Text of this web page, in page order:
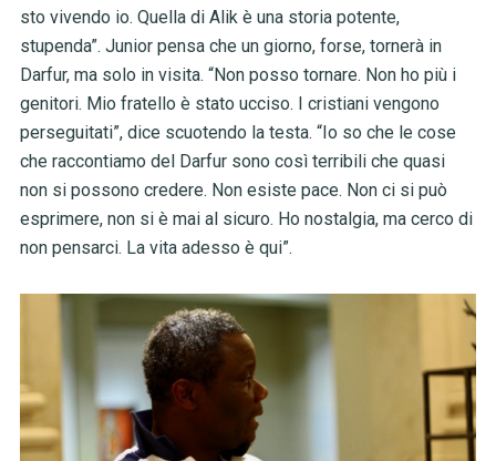
sto vivendo io. Quella di Alik è una storia potente,
stupenda”. Junior pensa che un giorno, forse, tornerà in
Darfur, ma solo in visita. “Non posso tornare. Non ho più i
genitori. Mio fratello è stato ucciso. I cristiani vengono
perseguitati”, dice scuotendo la testa. “Io so che le cose
che raccontiamo del Darfur sono così terribili che quasi
non si possono credere. Non esiste pace. Non ci si può
esprimere, non si è mai al sicuro. Ho nostalgia, ma cerco di
non pensarci. La vita adesso è qui”.